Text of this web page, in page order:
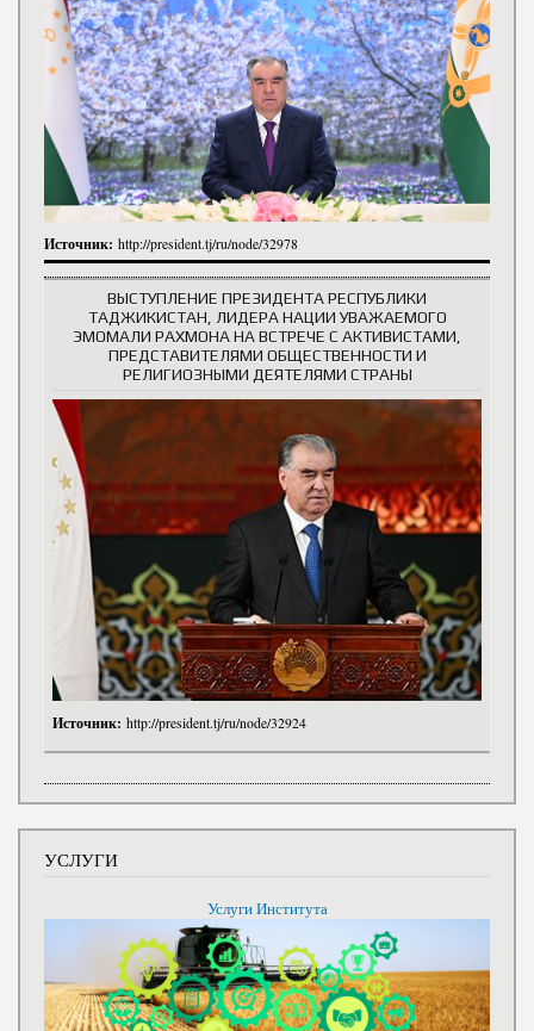
Источник: http://president.tj/ru/node/32978
ВЫСТУПЛЕНИЕ ПРЕЗИДЕНТА РЕСПУБЛИКИ
ТАДЖИКИСТАН, ЛИДЕРА НАЦИИ УВАЖАЕМОГО
ЭМОМАЛИ РАХМОНА НА ВСТРЕЧЕ С АКТИВИСТАМИ,
ПРЕДСТАВИТЕЛЯМИ ОБЩЕСТВЕННОСТИ И
РЕЛИГИОЗНЫМИ ДЕЯТЕЛЯМИ СТРАНЫ
Источник: http://president.tj/ru/node/32924
УСЛУГИ
Услуги Института